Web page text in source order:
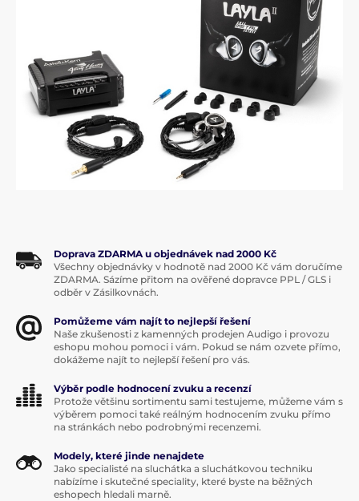
Doprava ZDARMA u objednávek nad 2000 Kč
Všechny objednávky v hodnotě nad 2000 Kč vám doručíme
ZDARMA. Sázíme přitom na ověřené dopravce PPL / GLS i
odběr v Zásilkovnách.
Pomůžeme vám najít to nejlepší řešení
Naše zkušenosti z kamenných prodejen Audigo i provozu
eshopu mohou pomoci i vám. Pokud se nám ozvete přímo,
dokážeme najít to nejlepší řešení pro vás.
Výběr podle hodnocení zvuku a recenzí
Protože většinu sortimentu sami testujeme, můžeme vám s
výběrem pomoci také reálným hodnocením zvuku přímo
na stránkách nebo podrobnými recenzemi.
Modely, které jinde nenajdete
Jako specialisté na sluchátka a sluchátkovou techniku
nabízíme i skutečné speciality, které byste na běžných
eshopech hledali marně.